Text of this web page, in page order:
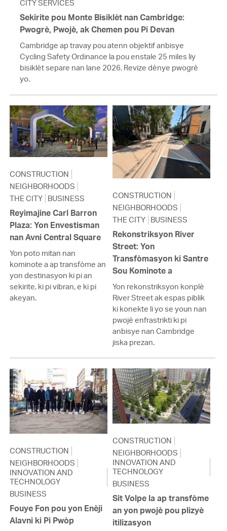
CITY SERVICES
Sekirite pou Monte Bisiklèt nan Cambridge:
Pwogrè, Pwojè, ak Chemen pou Pi Devan
Cambridge ap travay pou atenn objektif anbisye
Cycling Safety Ordinance la pou enstale 25 miles liy
bisiklèt separe nan lane 2026. Revize dènye pwogrè
yo.
CONSTRUCTION
NEIGHBORHOODS
THE CITY BUSINESS
Reyimajine Carl Barron
Plaza: Yon Envestisman
nan Avni Central Square
Yon poto mitan nan
kominote a ap transfòme an
yon destinasyon ki pi an
sekirite, ki pi vibran, e ki pi
akeyan.
CONSTRUCTION
NEIGHBORHOODS
THE CITY BUSINESS
Rekonstriksyon River
Street: Yon
Transfòmasyon ki Santre
Sou Kominote a
Yon rekonstriksyon konplè
River Street ak espas piblik
ki konekte li yo se youn nan
pwojè enfrastrikti ki pi
anbisye nan Cambridge
jiska prezan.
CONSTRUCTION
NEIGHBORHOODS
INNOVATION AND
TECHNOLOGY
BUSINESS
Fouye Fon pou yon Enèji
Alavni ki Pi Pwòp
CONSTRUCTION
NEIGHBORHOODS
INNOVATION AND
TECHNOLOGY
BUSINESS
Sit Volpe la ap transfòme
an yon pwojè pou plizyè
itilizasyon